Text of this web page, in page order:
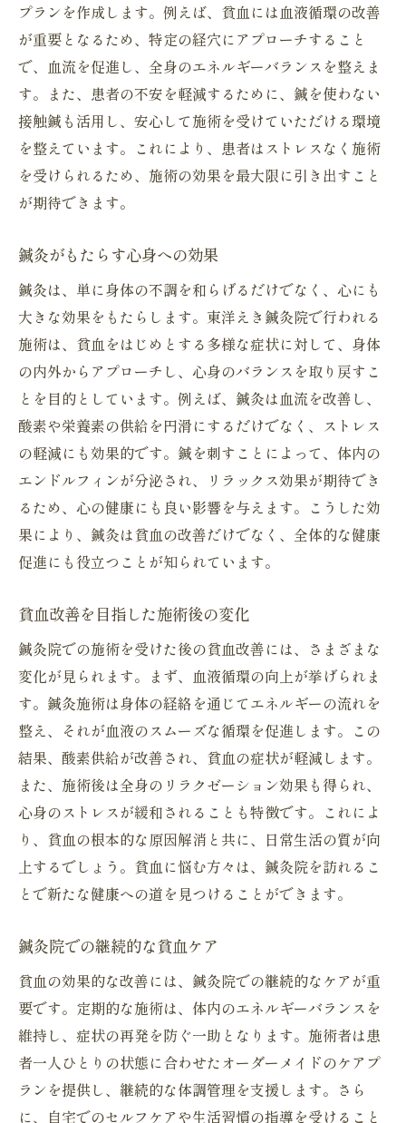
プランを作成します。例えば、貧血には血液循環の改善
が重要となるため、特定の経穴にアプローチすること
で、血流を促進し、全身のエネルギーバランスを整えま
す。また、患者の不安を軽減するために、鍼を使わない
接触鍼も活用し、安心して施術を受けていただける環境
を整えています。これにより、患者はストレスなく施術
を受けられるため、施術の効果を最大限に引き出すこと
が期待できます。
鍼灸がもたらす心身への効果
鍼灸は、単に身体の不調を和らげるだけでなく、心にも
大きな効果をもたらします。東洋えき鍼灸院で行われる
施術は、貧血をはじめとする多様な症状に対して、身体
の内外からアプローチし、心身のバランスを取り戻すこ
とを目的としています。例えば、鍼灸は血流を改善し、
酸素や栄養素の供給を円滑にするだけでなく、ストレス
の軽減にも効果的です。鍼を刺すことによって、体内の
エンドルフィンが分泌され、リラックス効果が期待でき
るため、心の健康にも良い影響を与えます。こうした効
果により、鍼灸は貧血の改善だけでなく、全体的な健康
促進にも役立つことが知られています。
貧血改善を目指した施術後の変化
鍼灸院での施術を受けた後の貧血改善には、さまざまな
変化が見られます。まず、血液循環の向上が挙げられま
す。鍼灸施術は身体の経絡を通じてエネルギーの流れを
整え、それが血液のスムーズな循環を促進します。この
結果、酸素供給が改善され、貧血の症状が軽減します。
また、施術後は全身のリラクゼーション効果も得られ、
心身のストレスが緩和されることも特徴です。これによ
り、貧血の根本的な原因解消と共に、日常生活の質が向
上するでしょう。貧血に悩む方々は、鍼灸院を訪れるこ
とで新たな健康への道を見つけることができます。
鍼灸院での継続的な貧血ケア
貧血の効果的な改善には、鍼灸院での継続的なケアが重
要です。定期的な施術は、体内のエネルギーバランスを
維持し、症状の再発を防ぐ一助となります。施術者は患
者一人ひとりの状態に合わせたオーダーメイドのケアプ
ランを提供し、継続的な体調管理を支援します。さら
に、自宅でのセルフケアや生活習慣の指導を受けること